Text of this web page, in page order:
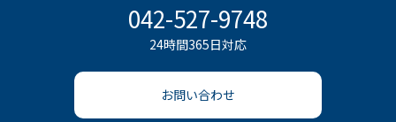
042-527-9748
24時間365日対応
お問い合わせ